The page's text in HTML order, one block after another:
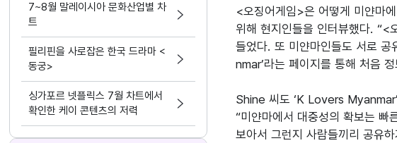
7~8월 말레이시아 문화산업별 차
트
필리핀을 사로잡은 한국 드라마 <
동궁>
싱가포르 넷플릭스 7월 차트에서
확인한 케이 콘텐츠의 저력
<오징어게임>은 어떻게 미얀마
위해 현지인들을 인터뷰했다. “<
들었다. 또 미얀마인들도 서로
nmar’라는 페이지를 통해 처음
Shine 씨도 ‘K Lovers
“미얀마에서 대중성의 확보는 빠
보아서 그런지 사람들끼리 공유